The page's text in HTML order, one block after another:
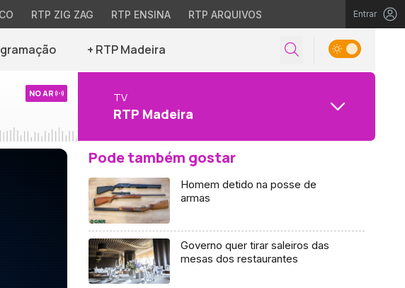
RTP ZIG ZAG RTP ENSINA RTP ARQUIVOS Entrar
+ RTP Madeira
NO AR TV
RTP Madeira
Pode também gostar
Homem detido na posse de
armas
Governo quer tirar saleiros das
mesas dos restaurantes